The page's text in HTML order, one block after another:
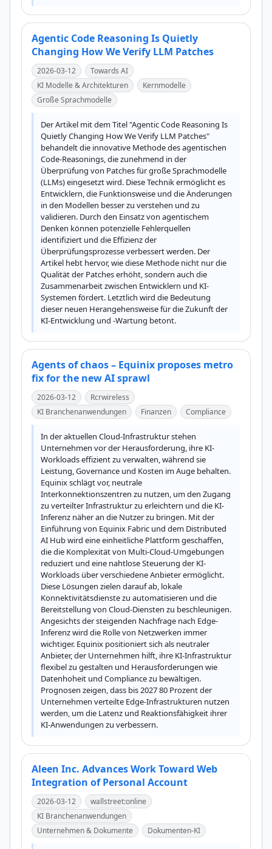
Agentic Code Reasoning Is Quietly
Changing How We Verify LLM Patches
2026-03-12
Towards AI
KI Modelle & Architekturen
Kernmodelle
Große Sprachmodelle
Der Artikel mit dem Titel "Agentic Code Reasoning Is
Quietly Changing How We Verify LLM Patches"
behandelt die innovative Methode des agentischen
Code-Reasonings, die zunehmend in der
Überprüfung von Patches für große Sprachmodelle
(LLMs) eingesetzt wird. Diese Technik ermöglicht es
Entwicklern, die Funktionsweise und die Änderungen
in den Modellen besser zu verstehen und zu
validieren. Durch den Einsatz von agentischem
Denken können potenzielle Fehlerquellen
identifiziert und die Effizienz der
Überprüfungsprozesse verbessert werden. Der
Artikel hebt hervor, wie diese Methode nicht nur die
Qualität der Patches erhöht, sondern auch die
Zusammenarbeit zwischen Entwicklern und KI-
Systemen fördert. Letztlich wird die Bedeutung
dieser neuen Herangehensweise für die Zukunft der
KI-Entwicklung und -Wartung betont.
Agents of chaos – Equinix proposes metro
fix for the new AI sprawl
2026-03-12
Rcrwireless
KI Branchenanwendungen
Finanzen Compliance
In der aktuellen Cloud-Infrastruktur stehen
Unternehmen vor der Herausforderung, ihre KI-
Workloads effizient zu verwalten, während sie
Leistung, Governance und Kosten im Auge behalten.
Equinix schlägt vor, neutrale
Interkonnektionszentren zu nutzen, um den Zugang
zu verteilter Infrastruktur zu erleichtern und die KI-
Inferenz näher an die Nutzer zu bringen. Mit der
Einführung von Equinix Fabric und dem Distributed
AI Hub wird eine einheitliche Plattform geschaffen,
die die Komplexität von Multi-Cloud-Umgebungen
reduziert und eine nahtlose Steuerung der KI-
Workloads über verschiedene Anbieter ermöglicht.
Diese Lösungen zielen darauf ab, lokale
Konnektivitätsdienste zu automatisieren und die
Bereitstellung von Cloud-Diensten zu beschleunigen.
Angesichts der steigenden Nachfrage nach Edge-
Inferenz wird die Rolle von Netzwerken immer
wichtiger. Equinix positioniert sich als neutraler
Anbieter, der Unternehmen hilft, ihre KI-Infrastruktur
flexibel zu gestalten und Herausforderungen wie
Datenhoheit und Compliance zu bewältigen.
Prognosen zeigen, dass bis 2027 80 Prozent der
Unternehmen verteilte Edge-Infrastrukturen nutzen
werden, um die Latenz und Reaktionsfähigkeit ihrer
KI-Anwendungen zu verbessern.
Aleen Inc. Advances Work Toward Web
Integration of Personal Account
2026-03-12
wallstreet:online
KI Branchenanwendungen
Unternehmen & Dokumente
Dokumenten-KI